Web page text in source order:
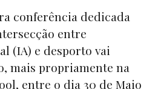
conferência dedicada
entre
(IA) e desporto vai
mais propriamente na
entre o dia 30 de Maio